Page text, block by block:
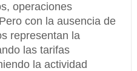
operaciones
con la ausencia de
representan la
las tarifas
la actividad